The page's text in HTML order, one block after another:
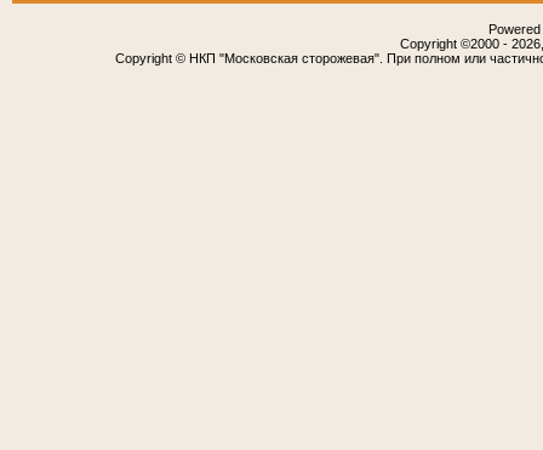
Copyright ©2000 -
Copyright © НКП "Московская сторожевая". При полном или